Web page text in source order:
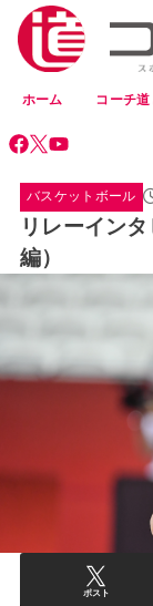
ホーム コーチ道
バスケットボール
リレーイン
編）
ポスト